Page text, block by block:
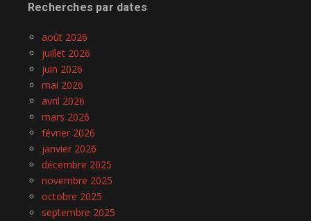
Recherches par dates
août 2026
juillet 2026
juin 2026
mai 2026
avril 2026
mars 2026
février 2026
janvier 2026
décembre 2025
novembre 2025
octobre 2025
septembre 2025